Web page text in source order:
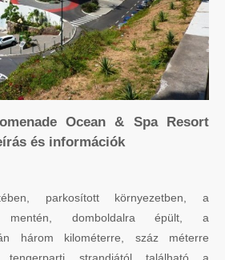
Ocean & Spa Resort
és információk
parkosított környezetben, a
mentén, domboldalra épült, a
három kilométerre, száz méterre